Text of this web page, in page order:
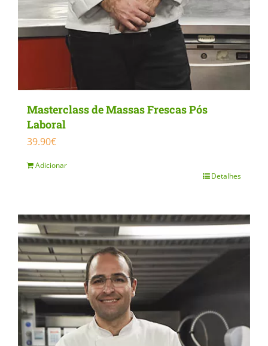
Masterclass de Massas Frescas Pós
Laboral
39.90€
Adicionar
Detalhes